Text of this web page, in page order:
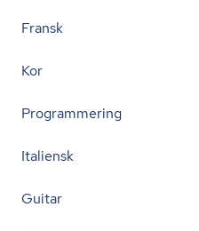
Fransk
Kor
Programmering
Italiensk
Guitar